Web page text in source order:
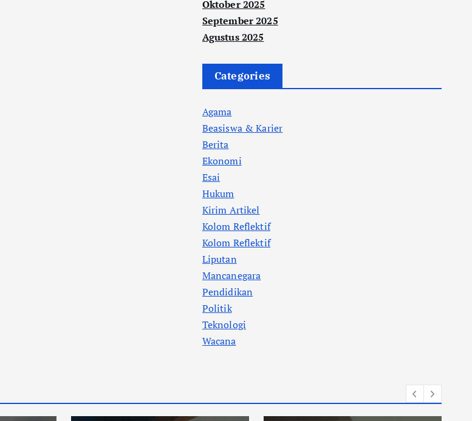
Oktober 2025
September 2025
Agustus 2025
Categories
Agama
Beasiswa & Karier
Berita
Ekonomi
Esai
Hukum
Kirim Artikel
Kolom Reflektif
Kolom Reflektif
Liputan
Mancanegara
Pendidikan
Politik
Teknologi
Wacana